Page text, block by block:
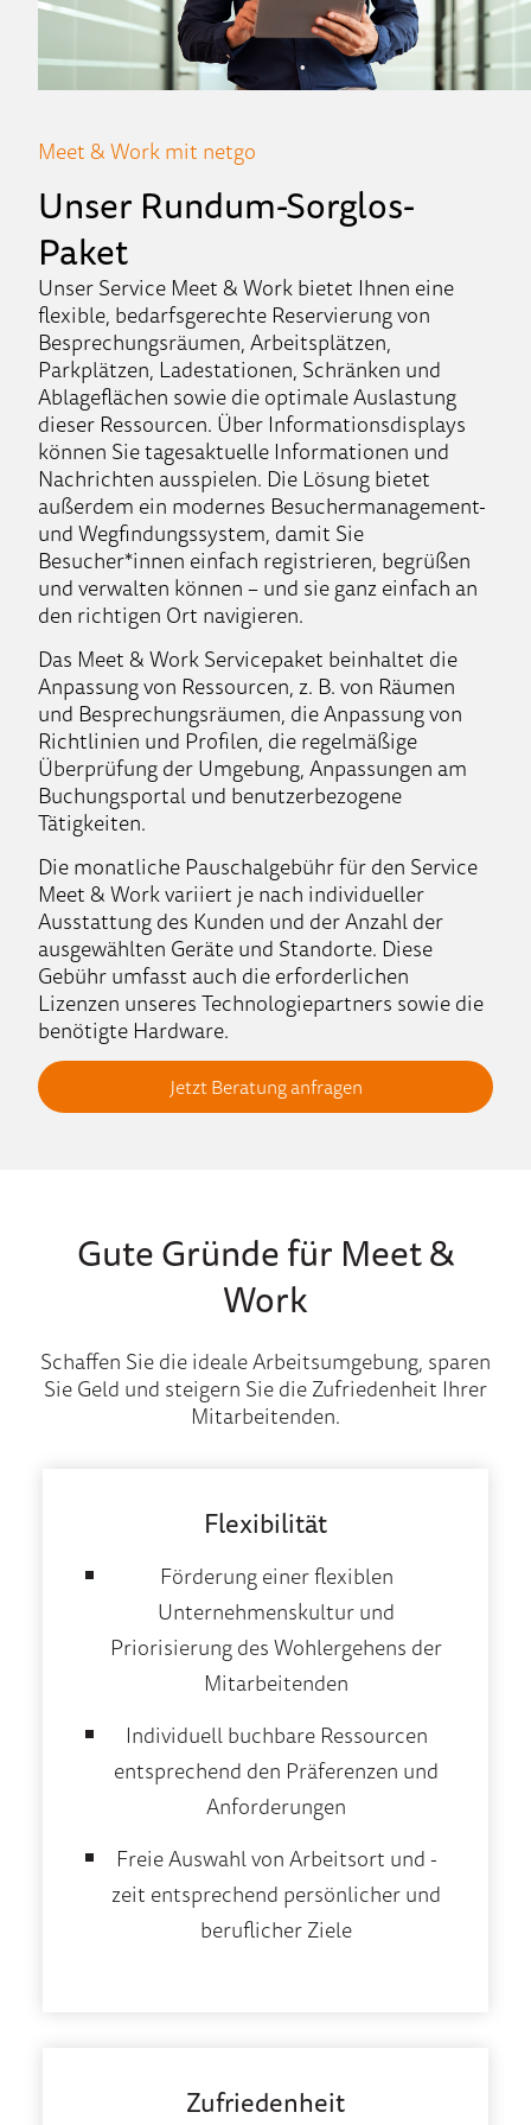
Meet & Work mit netgo
Unser Rundum-Sorglos-
Paket
Unser Service Meet & Work bietet Ihnen eine
flexible, bedarfsgerechte Reservierung von
Besprechungsräumen, Arbeitsplätzen,
Parkplätzen, Ladestationen, Schränken und
Ablageflächen sowie die optimale Auslastung
dieser Ressourcen. Über Informationsdisplays
können Sie tagesaktuelle Informationen und
Nachrichten ausspielen. Die Lösung bietet
außerdem ein modernes Besuchermanagement-
und Wegfindungssystem, damit Sie
Besucher*innen einfach registrieren, begrüßen
und verwalten können – und sie ganz einfach an
den richtigen Ort navigieren.
Das Meet & Work Servicepaket beinhaltet die
Anpassung von Ressourcen, z. B. von Räumen
und Besprechungsräumen, die Anpassung von
Richtlinien und Profilen, die regelmäßige
Überprüfung der Umgebung, Anpassungen am
Buchungsportal und benutzerbezogene
Tätigkeiten.
Die monatliche Pauschalgebühr für den Service
Meet & Work variiert je nach individueller
Ausstattung des Kunden und der Anzahl der
ausgewählten Geräte und Standorte. Diese
Gebühr umfasst auch die erforderlichen
Lizenzen unseres Technologiepartners sowie die
benötigte Hardware.
Jetzt Beratung anfragen
Gute Gründe für Meet &
Work
Schaffen Sie die ideale Arbeitsumgebung, sparen
Sie Geld und steigern Sie die Zufriedenheit Ihrer
Mitarbeitenden.
Flexibilität
Förderung einer flexiblen
Unternehmenskultur und
Priorisierung des Wohlergehens der
Mitarbeitenden
Individuell buchbare Ressourcen
entsprechend den Präferenzen und
Anforderungen
Freie Auswahl von Arbeitsort und -
zeit entsprechend persönlicher und
beruflicher Ziele
Zufriedenheit